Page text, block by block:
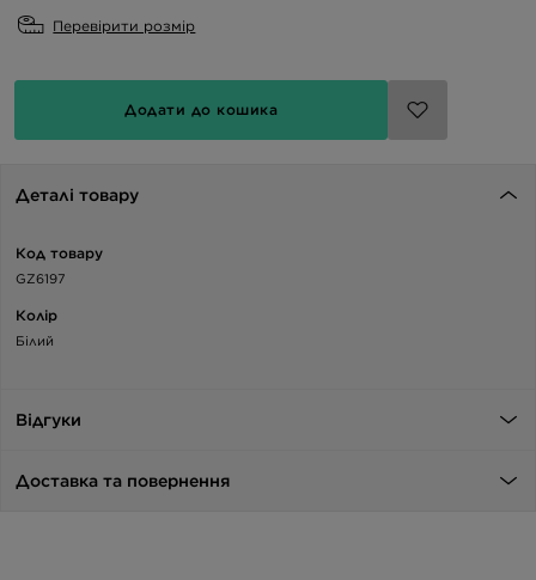
Перевірити розмір
Додати до кошика
Деталі товару
Код товару
GZ6197
Колір
Білий
Відгуки
Доставка та повернення